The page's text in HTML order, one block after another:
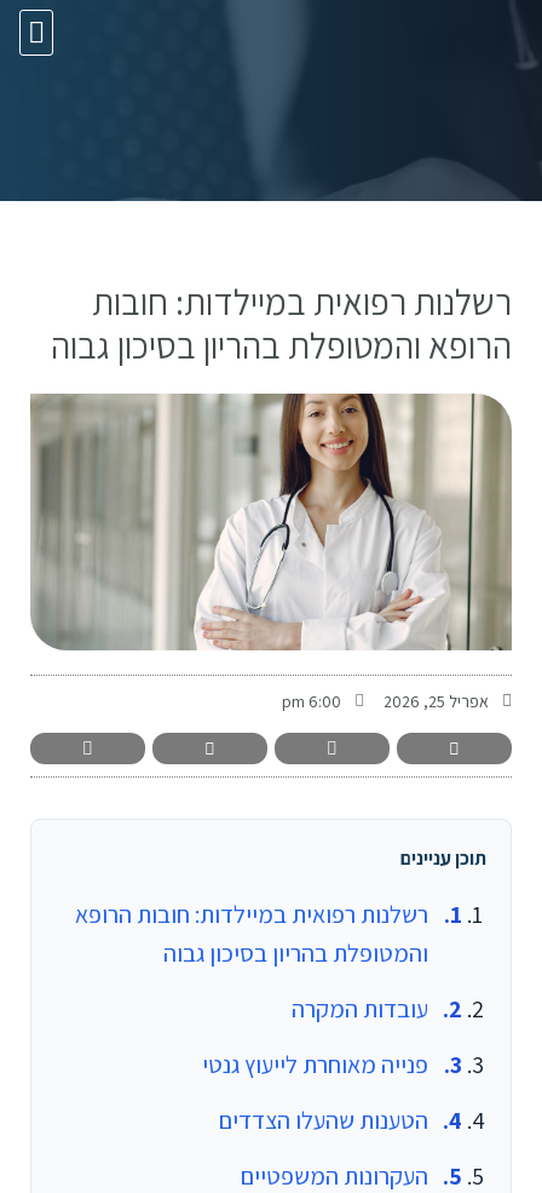
רשלנות רפואית במיילדות: חובות
הרופא והמטופלת בהריון בסיכון גבוה
אפריל 25, 2026 6:00 pm
תוכן עניינים
רשלנות רפואית במיילדות: חובות הרופא
והמטופלת בהריון בסיכון גבוה
עובדות המקרה
פנייה מאוחרת לייעוץ גנטי
הטענות שהעלו הצדדים
העקרונות המשפטיים